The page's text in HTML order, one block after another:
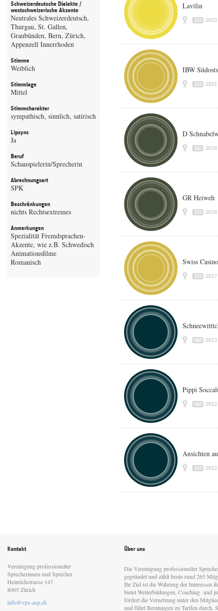
Schweizerdeutsche Dialekte /
westschweizerische Akzente
Neutrales Schweizerdeutsch,
Thurgau, St. Gallen,
Graubünden, Bern, Zürich,
Appenzell Innerrhoden
Stimme
Weiblich
Stimmlage
Mittel
Stimmcharakter
sympathisch, sinnlich, satirisch
Lipsync
Ja
Beruf
Schauspielerin/Sprecherin
Abrechnungsart
SPK
Beschränkungen
nichts Rechtsextremes
Anmerkungen
Spezialität Fremdsprachen-
Akzente, wie z.B. Schwedisch
Animationsfilme
Romanisch
Lavilin
CH 2023
IBW
CH 2021
D
DE 2018
GR Heiweh
CH 2018
Swiss
CH 2017
RM 2013
Pippi
RM 2012
Ansichten
CH 2012
Kontakt
Vereinigung professioneller
Sprecherinnen und Sprecher
Heinrichstrasse 147
8005 Zürich
info@vps-asp.ch
Über uns
Die Vereinigung professioneller
gegründet und zählt heute rund 265
Ihr Ziel ist die Wahrung der Interessen
bietet Weiterbildungen, Coaching und
fördert die Vernetzung unter den
und führt Beratungen zu Tarifen durch.